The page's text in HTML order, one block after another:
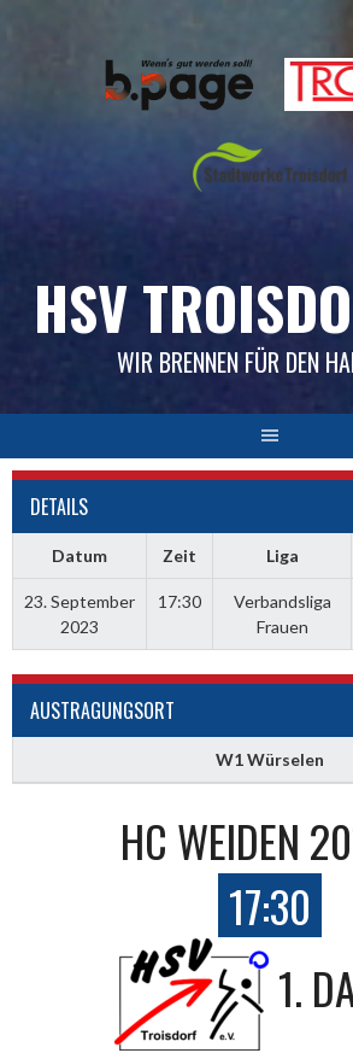
HSV
WIR BRENNEN FÜR DEN
DETAILS
Datum Zeit Liga
23. September
2023
17:30
Verbandsliga
Frauen
AUSTRAGUNGSORT
W1 Würselen
HC WEIDEN
17:30
1.